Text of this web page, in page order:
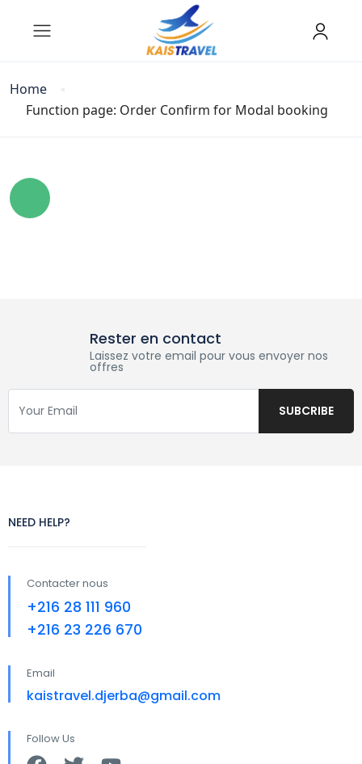
Home
Function page: Order Confirm for Modal booking
Rester en contact
Laissez votre email pour vous envoyer nos
offres
NEED HELP?
Contacter nous
+216 28 111 960
+216 23 226 670
Email
kaistravel.djerba@gmail.com
Follow Us